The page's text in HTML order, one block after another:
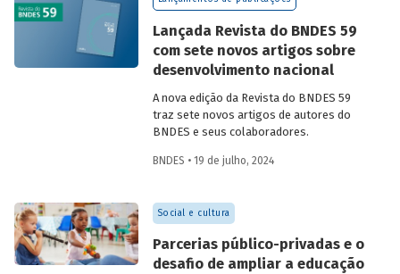
Lançada Revista do BNDES 59
com sete novos artigos sobre
desenvolvimento nacional
A nova edição da Revista do BNDES 59
traz sete novos artigos de autores do
BNDES e seus colaboradores.
BNDES • 19 de julho, 2024
Social e cultura
Parcerias público-privadas e o
desafio de ampliar a educação